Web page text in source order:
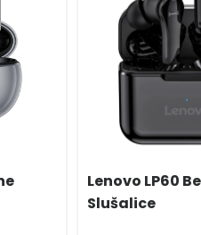
Lenovo LP60
Slušalice